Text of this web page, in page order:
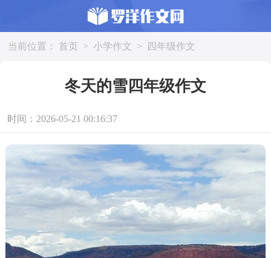
当前位置： 首页 > 小学作文 > 四年级作文
冬天的雪四年级作文
时间：2026-05-21 00:16:37